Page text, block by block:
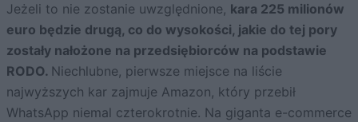
Jeżeli to nie zostanie uwzględnione, kara 225 milionów
euro będzie drugą, co do wysokości, jakie do tej pory
zostały nałożone na przedsiębiorców na podstawie
RODO. Niechlubne, pierwsze miejsce na liście
najwyższych kar zajmuje Amazon, który przebił
WhatsApp niemal czterokrotnie. Na giganta e-commerce